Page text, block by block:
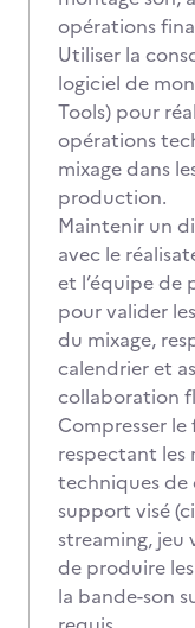
opérations
Utiliser la
logiciel de
Tools) pour
opérations
mixage dans
production.
Maintenir un
avec le
et l’équipe
pour valider
du mixage,
calendrier et
collaboration
Compresser
respectant les
techniques de
support visé
streaming, jeu
de produire
la bande-son